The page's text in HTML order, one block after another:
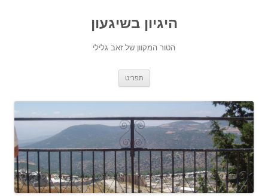
היגיון בשיגעון
הטור המקוון של זאב גלילי
תפריט